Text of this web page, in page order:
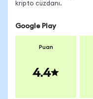
kripto cüzdanı.
Google Play
Puan
4.4